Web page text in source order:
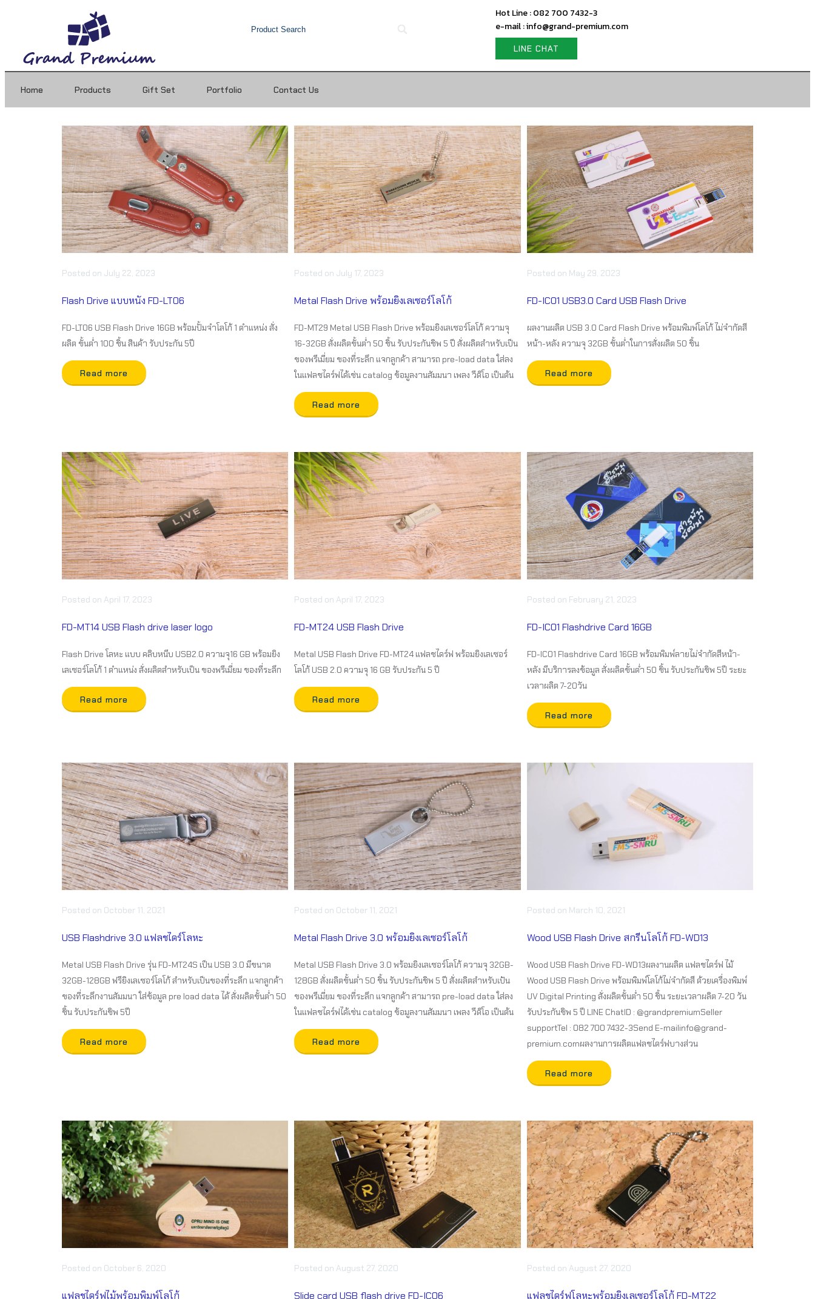
Hot Line : 082 700 7432-3
e-mail : info@grand-premium.com
LINE CHAT
Home Products Gift Set Portfolio Contact Us
Posted on July 22, 2023
Flash Drive แบบหนัง FD-LT06
FD-LT06 USB Flash Drive 16GB พร้อมปั้มจำโลโก้ 1 ตำแหน่ง สั่ง
ผลิต ขั้นต่ำ 100 ชิ้น สินค้า รับประกัน 5ปี
Read more
Posted on July 17, 2023
Metal Flash Drive พร้อมยิงเลเซอร์โลโก้
FD-MT29 Metal USB Flash Drive พร้อมยิงเลเซอร์โลโก้ ความจุ
16-32GB สั่งผลิตขั้นต่ำ 50 ชิ้น รับประกันชิพ 5 ปี สั่งผลิตสำหรับเป็น
ของพรีเมี่ยม ของที่ระลึก แจกลูกค้า สามารถ pre-load data ใส่ลง
ในแฟลชไดร์ฟได้เช่น catalog ข้อมูลงานสัมมนา เพลง วีดิโอ เป็นต้น
Read more
Posted on May 29, 2023
FD-IC01 USB3.0 Card USB Flash Drive
ผลงานผลิต USB 3.0 Card Flash Drive พร้อมพิมพ์โลโก้ ไม่จำกัดสี
หน้า-หลัง ความจุ 32GB ขั้นต่ำในการสั่งผลิต 50 ชิ้น
Read more
Posted on April 17, 2023
FD-MT14 USB Flash drive laser logo
Flash Drive โลหะ แบบ คลิบหนีบ USB2.0 ความจุ16 GB พร้อมยิง
เลเซอร์โลโก้ 1 ตำแหน่ง สั่งผลิตสำหรับเป็น ของพรีเมี่ยม ของที่ระลึก
Read more
Posted on April 17, 2023
FD-MT24 USB Flash Drive
Metal USB Flash Drive FD-MT24 แฟลชไดร์ฟ พร้อมยิงเลเซอร์
โลโก้ USB 2.0 ความจุ 16 GB รับประกัน 5 ปี
Read more
Posted on February 21, 2023
FD-IC01 Flashdrive Card 16GB
FD-IC01 Flashdrive Card 16GB พร้อมพิมพ์ลายไม่จำกัดสีหน้า-
หลัง มีบริการลงข้อมูล สั่งผลิตขั้นต่ำ 50 ชิ้น รับประกันชิพ 5ปี ระยะ
เวลาผลิต 7-20วัน
Read more
Posted on October 11, 2021
USB Flashdrive 3.0 แฟลชไดร์โลหะ
Metal USB Flash Drive รุ่น FD-MT24S เป็น USB 3.0 มีขนาด
32GB-128GB ฟรียิงเลเซอร์โลโก้ สำหรับเป็นของที่ระลึก แจกลูกค้า
ของที่ระลึกงานสัมมนา ใส่ข้อมูล pre load data ได้ สั่งผลิตขั้นต่ำ 50
ชิ้น รับประกันชิพ 5ปี
Read more
Posted on October 11, 2021
Metal Flash Drive 3.0 พร้อมยิงเลเซอร์โลโก้
Metal USB Flash Drive 3.0 พร้อมยิงเลเซอร์โลโก้ ความจุ 32GB-
128GB สั่งผลิตขั้นต่ำ 50 ชิ้น รับประกันชิพ 5 ปี สั่งผลิตสำหรับเป้น
ของพรีเมี่ยม ของที่ระลึก แจกลูกค้า สามารถ pre-load data ใส่ลง
ในแฟลชไดร์ฟได้เช่น catalog ข้อมูลงานสัมมนา เพลง วีดิโอ เป็นต้น
Read more
Posted on March 10, 2021
Wood USB Flash Drive สกรีนโลโก้ FD-WD13
Wood USB Flash Drive FD-WD13ผลงานผลิต แฟลชไดร์ฟ ไม้
Wood USB Flash Drive พร้อมพิมพ์โลโก้ไม่จำกัดสี ด้วยเครื่องพิมพ์
UV Digital Printing สั่งผลิตขั้นต่ำ 50 ชิ้น ระยะเวลาผลิต 7-20 วัน
รับประกันชิพ 5 ปี LINE ChatID : @grandpremiumSeller
supportTel : 082 700 7432-3Send E-mailinfo@grand-
premium.comผลงานการผลิตแฟลชไดร์ฟบางส่วน
Read more
Posted on October 6, 2020
แฟลชไดร์ฟไม้พร้อมพิมพ์โลโก้
Posted on August 27, 2020
Slide card USB flash drive FD-IC06
Posted on August 27, 2020
แฟลชไดร์ฟโลหะพร้อมยิงเลเซอร์โลโก้ FD-MT22